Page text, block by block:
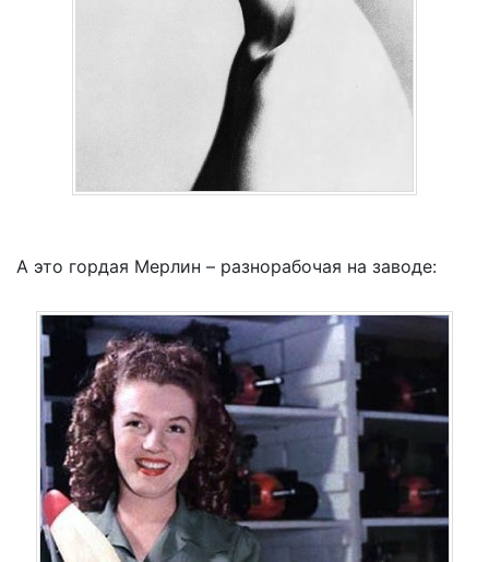
А это гордая Мерлин – разнорабочая на заводе: